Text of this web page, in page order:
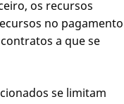
os recursos
no pagamento
a que se
se limitam